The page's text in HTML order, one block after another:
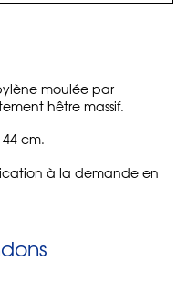
moulée par
hêtre massif.
cm.
à la demande en